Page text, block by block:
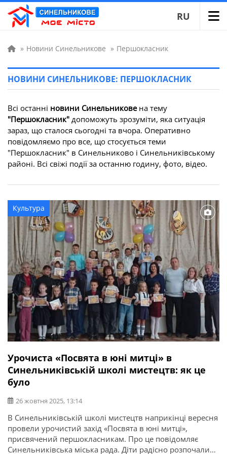
RU
» Новини Синельникове » Першокласник
НОВИНИ СИНЕЛЬНИКОВЕ: ПЕРШОКЛАСНИК
Всі останні новини Синельниковена тему
"Першокласник" допоможуть зрозуміти, яка ситуація
зараз, що сталося сьогодні та вчора. Оперативно
повідомляємо про все, що стосується теми
"Першокласник" в Синельниково і Синельниківському
районі. Всі свіжі події за останню годину, фото, відео.
Культура
Урочиста «Посвята в юні митці» в
Синельниківській школі мистецтв: як це
було
26 жовтня 2025, 13:14
В Синельниківській школі мистецтв наприкінці вересня
провели урочистий захід «Посвята в юні митці»,
присвячений першокласникам. Про це повідомляє
Синельниківська міська рада. Діти радісно розпочали